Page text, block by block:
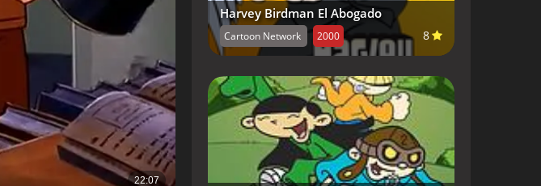
Harvey Birdman El Abogado
Cartoon Network 2000 8